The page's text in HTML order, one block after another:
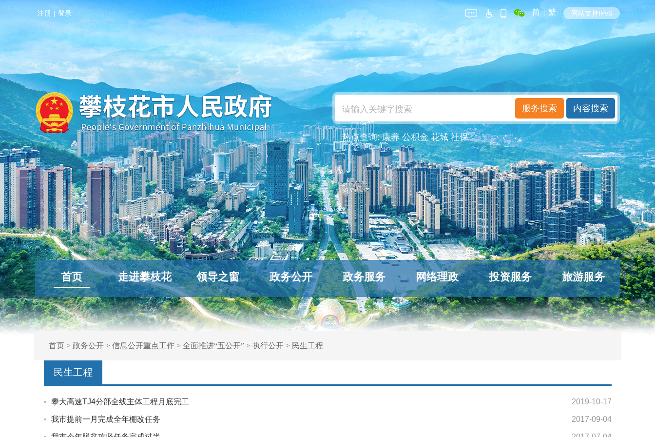
注册 | 登录 简 | 繁 网站支持IPv6
热点查询:康养 公积金 花城 社保
首页 走进攀枝花 领导之窗 政务公开 政务服务 网络理政 投资服务 旅游服务
首页> 政务公开> 信息公开重点工作> 全面推进“五公开”> 执行公开> 民生工程
民生工程
2019-10-17
攀大高速TJ4分部全线主体工程月底完工
2017-09-04
我市提前一月完成全年棚改任务